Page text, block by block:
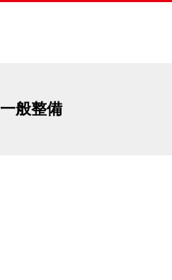
一般整備